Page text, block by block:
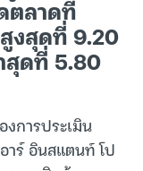
ตลาดที่
งสุดที่ 9.20
สุดที่ 5.80
งการประเมิน
าร์ อินสแตนท์ โป